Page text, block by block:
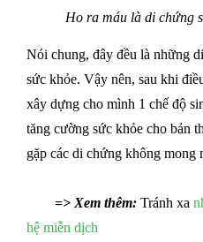
Ho ra máu là di chứng
Nói chung, đây đều là những
sức khỏe. Vậy nên, sau khi
xây dựng cho mình 1 chế độ
tăng cường sức khỏe cho bản
gặp các di chứng không mong
=> Xem thêm: Tránh xa
hệ miễn dịch